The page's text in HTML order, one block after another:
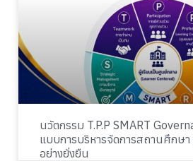
นวัตกรรม T.P.P SMART
แบบการบริหารจัดการสถานศึกษ
อย่างยั่งยืน